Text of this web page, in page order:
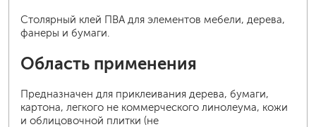
Столярный клей ПВА для элементов мебели, дерева,
фанеры и бумаги.
Область применения
Предназначен для приклеивания дерева, бумаги,
картона, легкого не коммерческого линолеума, кожи
и облицовочной плитки (не